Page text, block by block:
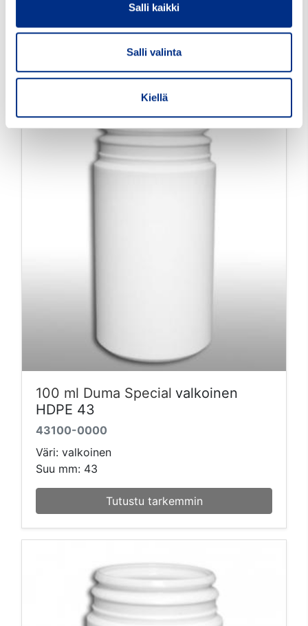
Salli kaikki
Salli valinta
Kiellä
Suu mm: 43
Tutustu tarkemmin
100 ml Duma Special valkoinen
HDPE 43
43100-0000
Väri: valkoinen
Suu mm: 43
Tutustu tarkemmin